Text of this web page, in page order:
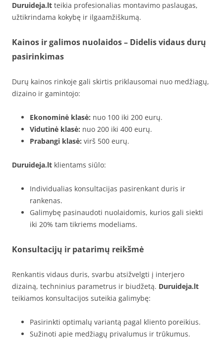
Duruideja.lt teikia profesionalias montavimo paslaugas,
užtikrindama kokybę ir ilgaamžiškumą.
Kainos ir galimos nuolaidos – Didelis vidaus durų
pasirinkimas
Durų kainos rinkoje gali skirtis priklausomai nuo medžiagų,
dizaino ir gamintojo:
Ekonominė klasė: nuo 100 iki 200 eurų.
Vidutinė klasė: nuo 200 iki 400 eurų.
Prabangi klasė: virš 500 eurų.
Duruideja.lt klientams siūlo:
Individualias konsultacijas pasirenkant duris ir
rankenas.
Galimybę pasinaudoti nuolaidomis, kurios gali siekti
iki 20% tam tikriems modeliams.
Konsultacijų ir patarimų reikšmė
Renkantis vidaus duris, svarbu atsižvelgti į interjero
dizainą, techninius parametrus ir biudžetą. Duruideja.lt
teikiamos konsultacijos suteikia galimybę:
Pasirinkti optimalų variantą pagal kliento poreikius.
Sužinoti apie medžiagų privalumus ir trūkumus.